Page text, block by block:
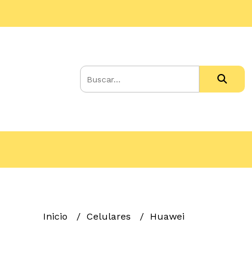
Inicio Celulares Huawei